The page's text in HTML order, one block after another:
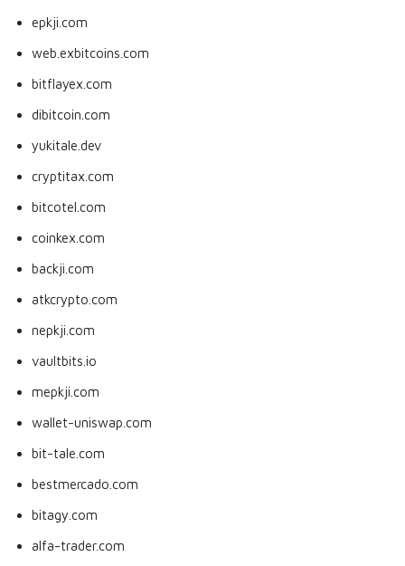
epkji.com
web.exbitcoins.com
bitflayex.com
dibitcoin.com
yukitale.dev
cryptitax.com
bitcotel.com
coinkex.com
backji.com
atkcrypto.com
nepkji.com
vaultbits.io
mepkji.com
wallet-uniswap.com
bit-tale.com
bestmercado.com
bitagy.com
alfa-trader.com